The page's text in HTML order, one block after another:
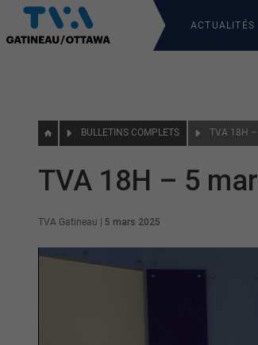
ACTUALITÉS
BULLETINS COMPLETS TVA 18H
TVA 18H – 5
TVA Gatineau 5 mars 2025